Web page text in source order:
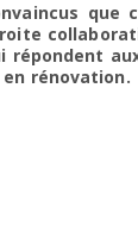
que
répondent
rénovation.